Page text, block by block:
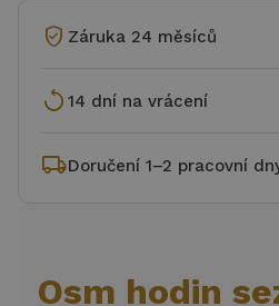
verified_user Záruka 24 měsíců
replay 14 dní na vrácení
local_shippingDoručení 1–2 pracovní
Osm hodin